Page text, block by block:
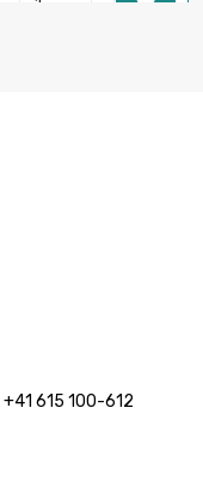
+41 615 100-612